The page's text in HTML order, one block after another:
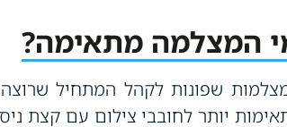
המצלמה מתאימה?
שפונות לקהל המתחיל
יותר לחובבי צילום עם קצת